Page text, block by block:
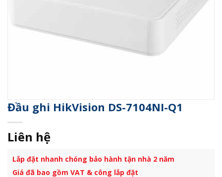
Đầu ghi HikVision DS-7104NI-Q1
Liên hệ
Lắp đặt nhanh chóng bảo hành tận nhà 2 năm
Giá đã bao gồm VAT & công lắp đặt